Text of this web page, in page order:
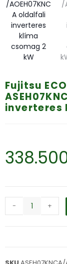
Fujitsu ECO
inverteres
- +